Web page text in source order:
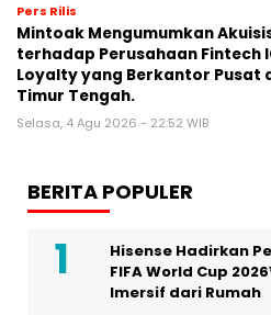
Pers Rilis
Mintoak Mengumumkan
terhadap Perusahaan Fintech
Loyalty yang Berkantor Pusat
Timur Tengah.
Selasa, 4 Agu 2026 - 22:52 WIB
BERITA POPULER
Hisense Hadirkan
FIFA World Cup
Imersif dari Rumah